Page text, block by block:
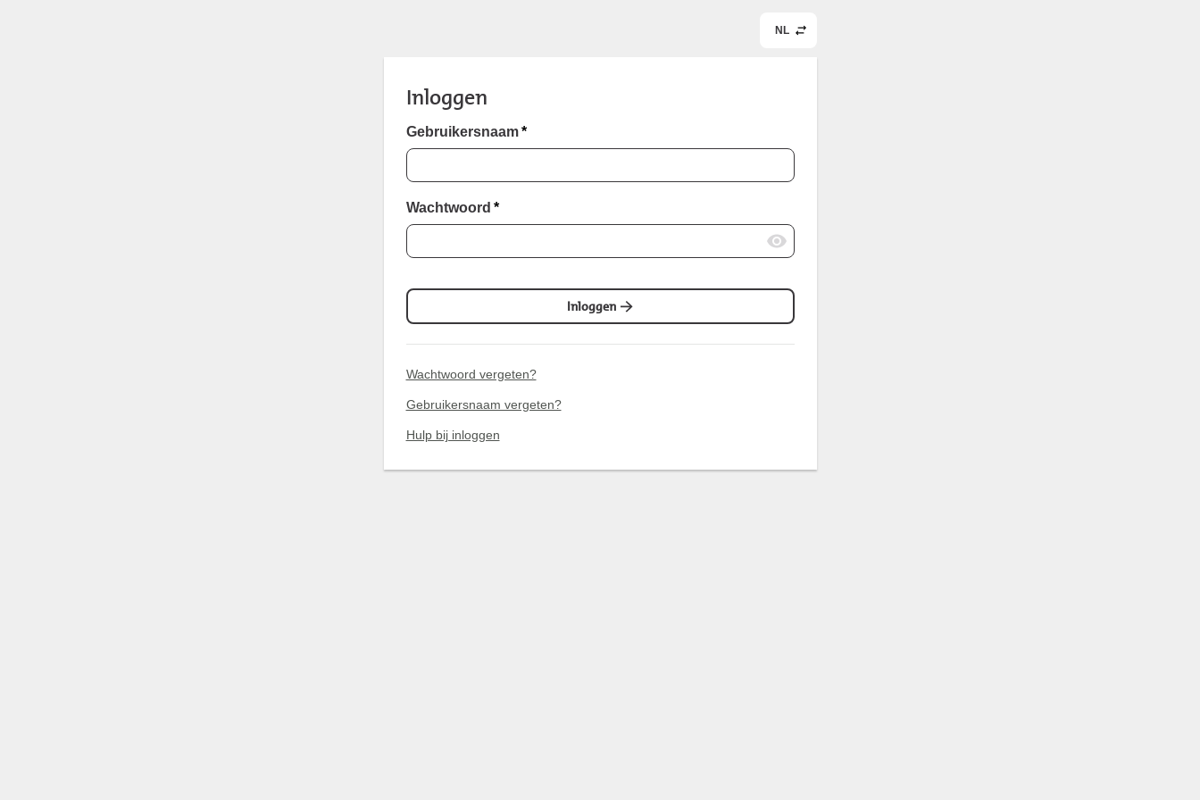
NL
Inloggen
Gebruikersnaam *
Wachtwoord *
Inloggen
Wachtwoord vergeten?
Gebruikersnaam vergeten?
Hulp bij inloggen